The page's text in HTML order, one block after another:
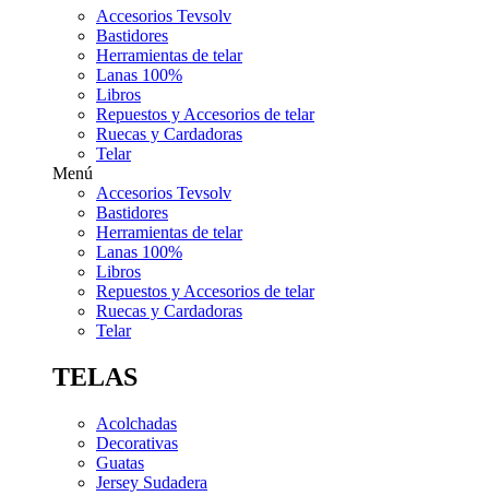
Accesorios Tevsolv
Bastidores
Herramientas de telar
Lanas 100%
Libros
Repuestos y Accesorios de telar
Ruecas y Cardadoras
Telar
Menú
Accesorios Tevsolv
Bastidores
Herramientas de telar
Lanas 100%
Libros
Repuestos y Accesorios de telar
Ruecas y Cardadoras
Telar
TELAS
Acolchadas
Decorativas
Guatas
Jersey Sudadera